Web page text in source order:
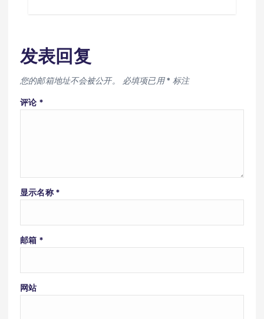
发表回复
您的邮箱地址不会被公开。 必填项已用* 标注
评论 *
显示名称 *
邮箱 *
网站